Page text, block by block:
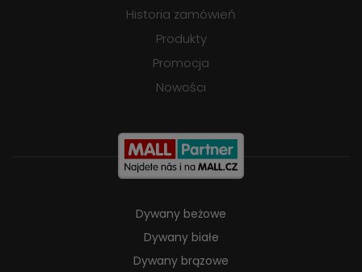
Historia zamówień
Produkty
Promocja
Nowości
Dywany beżowe
Dywany białe
Dywany brązowe